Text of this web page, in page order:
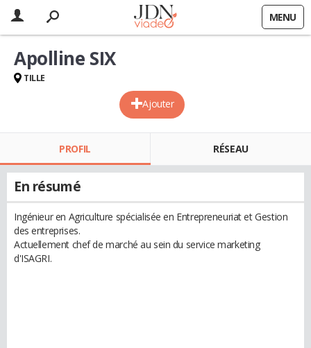
MENU
Ajouter
Apolline SIX
TILLE
PROFIL RÉSEAU
En résumé
Ingénieur en Agriculture spécialisée en Entrepreneuriat et Gestion
des entreprises.
Actuellement chef de marché au sein du service marketing
d'ISAGRI.